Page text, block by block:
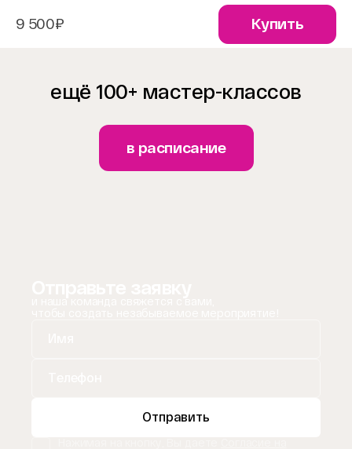
9 500₽ Купить
ещё 100+ мастер-классов
в расписание
Отправить